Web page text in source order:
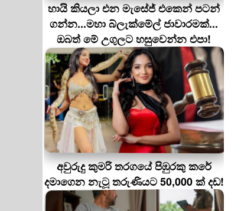
හායි කියලා එන මැසේජ් එකෙන් පටන්
ගන්න...මහා බ්ලැක්මේල් ජාවාරමක්...
ඔබත් මේ උගුලට හසුවෙන්න එපා!
අවුරුදු කුමරි තරගයේ පිඹුරකු කරේ
දමාගෙන නැටූ තරුණියට 50,000 ක් දඩ!